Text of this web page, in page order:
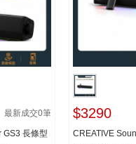
最新成交0筆
GS3 長條型
$3290
CREATIVE